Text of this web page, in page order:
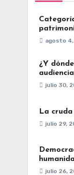
agosto
¿Y
julio 30,
La
julio 29,
julio 26,